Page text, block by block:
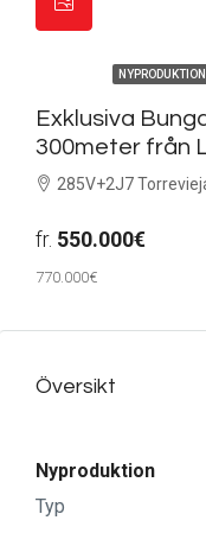
NYPRODUKTION
Exklusiva
300meter från
285V+2J7
fr. 550.000€
770.000€
Översikt
Nyproduktion
Typ